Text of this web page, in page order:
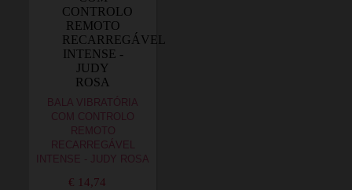
BALA VIBRATÓRIA
COM CONTROLO
REMOTO
RECARREGÁVEL
INTENSE - JUDY ROSA
€ 14,74